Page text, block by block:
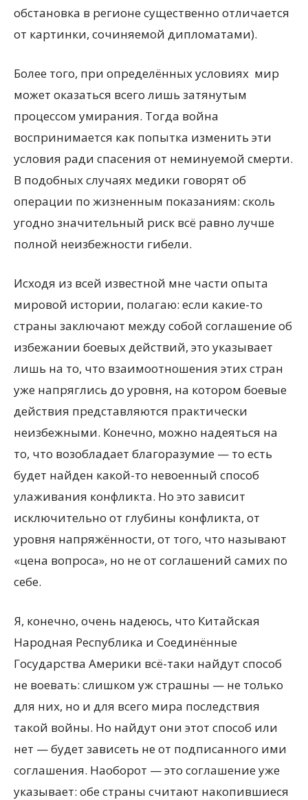
обстановка в регионе существенно отличается
от картинки, сочиняемой дипломатами).
Более того, при определённых условиях мир
может оказаться всего лишь затянутым
процессом умирания. Тогда война
воспринимается как попытка изменить эти
условия ради спасения от неминуемой смерти.
В подобных случаях медики говорят об
операции по жизненным показаниям: сколь
угодно значительный риск всё равно лучше
полной неизбежности гибели.
Исходя из всей известной мне части опыта
мировой истории, полагаю: если какие-то
страны заключают между собой соглашение об
избежании боевых действий, это указывает
лишь на то, что взаимоотношения этих стран
уже напряглись до уровня, на котором боевые
действия представляются практически
неизбежными. Конечно, можно надеяться на
то, что возобладает благоразумие — то есть
будет найден какой-то невоенный способ
улаживания конфликта. Но это зависит
исключительно от глубины конфликта, от
уровня напряжённости, от того, что называют
«цена вопроса», но не от соглашений самих по
себе.
Я, конечно, очень надеюсь, что Китайская
Народная Республика и Соединённые
Государства Америки всё-таки найдут способ
не воевать: слишком уж страшны — не только
для них, но и для всего мира последствия
такой войны. Но найдут они этот способ или
нет — будет зависеть не от подписанного ими
соглашения. Наоборот — это соглашение уже
указывает: обе страны считают накопившиеся